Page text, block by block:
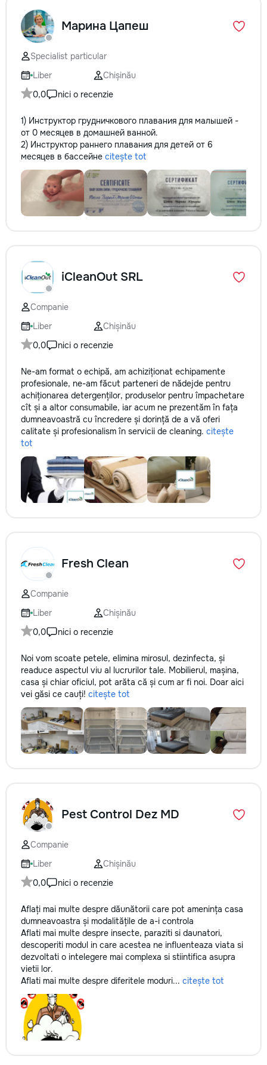
Марина Цапеш
Specialist particular
Liber
Chișinău
0,0
nici o recenzie
1) Инструктор грудничкового плавания для малышей -
от 0 месяцев в домашней ванной.
2) Инструктор раннего плавания для детей от 6
месяцев в бассейне citește tot
iCleanOut SRL
Companie
Liber
Chișinău
0,0
nici o recenzie
Ne-am format o echipă, am achiziționat echipamente
profesionale, ne-am făcut parteneri de nădejde pentru
achiționarea detergenților, produselor pentru împachetare
cît și a altor consumabile, iar acum ne prezentăm în fața
dumneavoastră cu încredere și dorință de a vă oferi
calitate și profesionalism în servicii de cleaning. citește
tot
Fresh Clean
Companie
Liber
Chișinău
0,0
nici o recenzie
Noi vom scoate petele, elimina mirosul, dezinfecta, și
readuce aspectul viu al lucrurilor tale. Mobilierul, mașina,
casa și chiar oficiul, pot arăta că și cum ar fi noi. Doar aici
vei găsi ce cauți! citește tot
Pest Control Dez MD
Companie
Liber
Chișinău
0,0
nici o recenzie
Aflați mai multe despre dăunătorii care pot amenința casa
dumneavoastra și modalitățile de a-i controla
Aflati mai multe despre insecte, paraziti si daunatori,
descoperiti modul in care acestea ne influenteaza viata si
dezvoltati o intelegere mai complexa si stiintifica asupra
vietii lor.
Aflati mai multe despre diferitele moduri... citește tot